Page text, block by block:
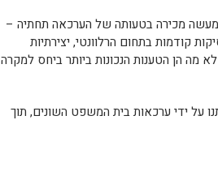
מכירה בטעותה של הערכאה תחתיה –
קודמות בתחום הרלוונטי, יצירתיות
מה הן הטענות הנכונות ביותר ביחס למקרה
על ידי ערכאות בית המשפט השונים, תוך